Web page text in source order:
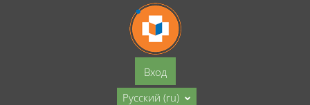
Перейти к основному содержанию
Вход
Русский ‎(ru)‎